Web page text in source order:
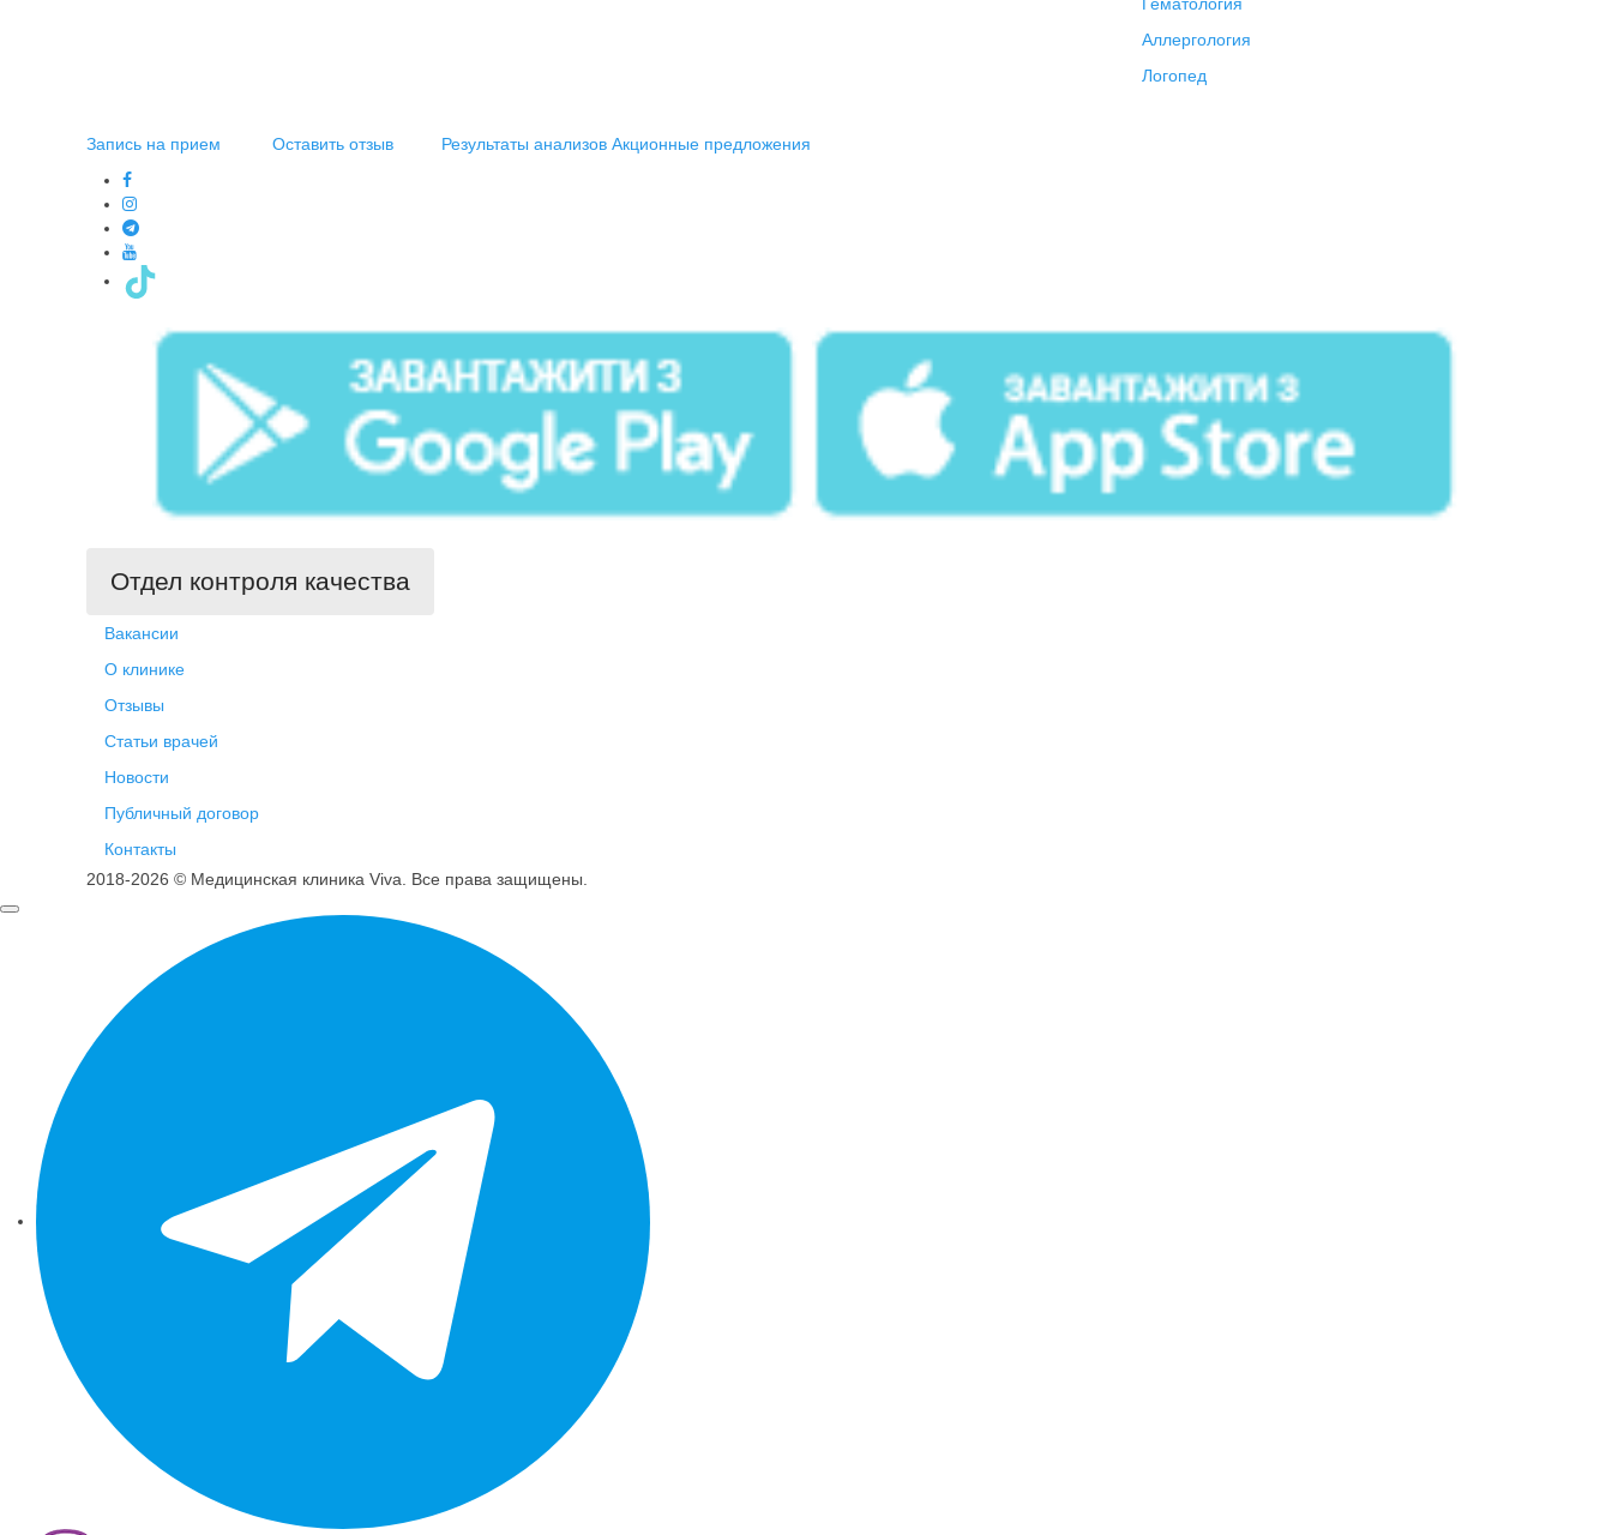
Гематология
Аллергология
Логопед
Запись на прием Оставить отзыв Результаты анализов Акционные предложения
Отдел контроля качества
Вакансии
О клинике
Отзывы
Статьи врачей
Новости
Публичный договор
Контакты
2018-2026 © Медицинская клиника Viva. Все права защищены.